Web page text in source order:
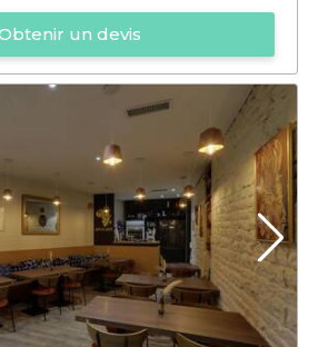
un devis